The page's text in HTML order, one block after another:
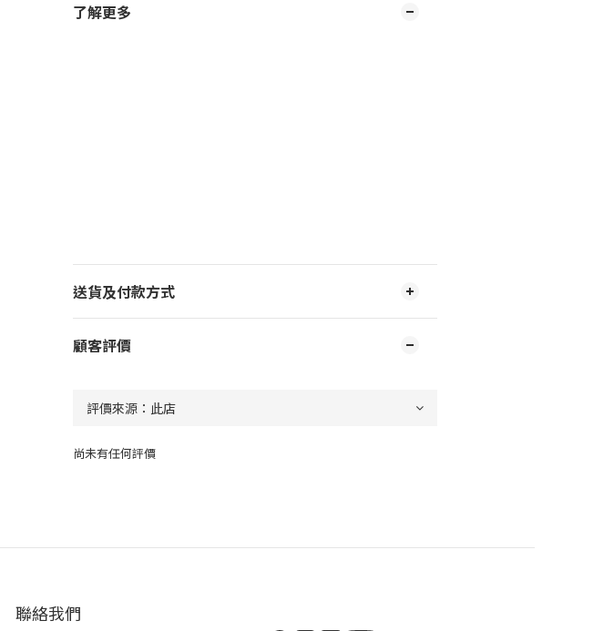
了解更多
送貨及付款方式
顧客評價
尚未有任何評價
聯絡我們